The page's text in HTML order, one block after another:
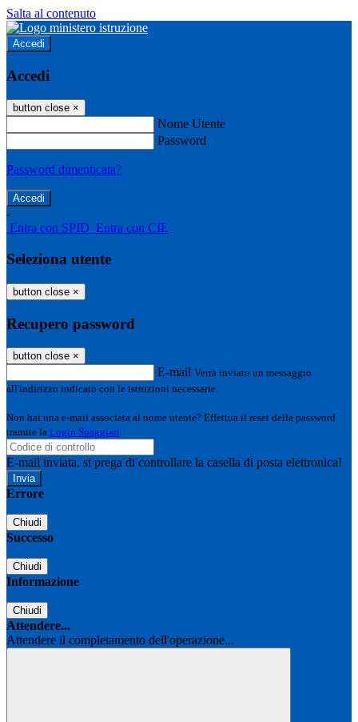
Salta al contenuto
Accedi
Accedi
button close ×
Nome Utente
Password
Password dimenticata?
-
Entra con SPID Entra con CIE
Seleziona utente
button close ×
Recupero password
button close ×
E-mail Verrà inviato un messaggio
all'indirizzo indicato con le istruzioni necessarie.
Non hai una e-mail associata al nome utente? Effettua il reset della password
tramite la Login Spaggiari
E-mail inviata, si prega di controllare la casella di posta elettronica!
Errore
Chiudi
Successo
Chiudi
Informazione
Chiudi
Attendere...
Attendere il completamento dell'operazione...